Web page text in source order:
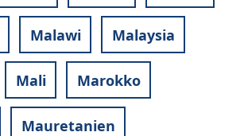
Malawi Malaysia
Mali Marokko
Mauretanien